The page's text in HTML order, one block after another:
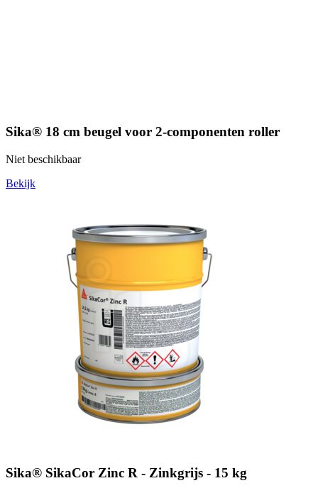
Sika® 18 cm beugel voor 2-componenten roller
Niet beschikbaar
Bekijk
Sika® SikaCor Zinc R - Zinkgrijs - 15 kg